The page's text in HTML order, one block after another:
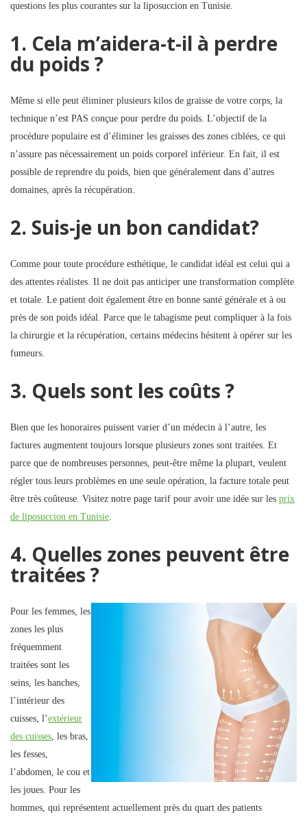
questions les plus courantes sur la liposuccion en Tunisie.
1. Cela m’aidera-t-il à perdre
du poids ?
Même si elle peut éliminer plusieurs kilos de graisse de votre corps, la
technique n’est PAS conçue pour perdre du poids. L’objectif de la
procédure populaire est d’éliminer les graisses des zones ciblées, ce qui
n’assure pas nécessairement un poids corporel inférieur. En fait, il est
possible de reprendre du poids, bien que généralement dans d’autres
domaines, après la récupération.
2. Suis-je un bon candidat?
Comme pour toute procédure esthétique, le candidat idéal est celui qui a
des attentes réalistes. Il ne doit pas anticiper une transformation complète
et totale. Le patient doit également être en bonne santé générale et à ou
près de son poids idéal. Parce que le tabagisme peut compliquer à la fois
la chirurgie et la récupération, certains médecins hésitent à opérer sur les
fumeurs.
3. Quels sont les coûts ?
Bien que les honoraires puissent varier d’un médecin à l’autre, les
factures augmentent toujours lorsque plusieurs zones sont traitées. Et
parce que de nombreuses personnes, peut-être même la plupart, veulent
régler tous leurs problèmes en une seule opération, la facture totale peut
être très coûteuse. Visitez notre page tarif pour avoir une idée sur les prix
de liposuccion en Tunisie.
4. Quelles zones peuvent être
traitées ?
Pour les femmes, les
zones les plus
fréquemment
traitées sont les
seins, les hanches,
l’intérieur des
cuisses, l’extérieur
des cuisses, les bras,
les fesses,
l’abdomen, le cou et
les joues. Pour les
hommes, qui représentent actuellement près du quart des patients